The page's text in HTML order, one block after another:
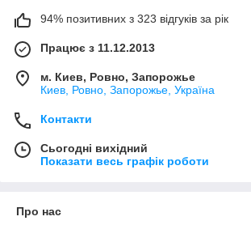
94% позитивних з 323 відгуків за рік
Працює з 11.12.2013
м. Киев, Ровно, Запорожье
Киев, Ровно, Запорожье, Україна
Контакти
Сьогодні вихідний
Показати весь графік роботи
Про нас